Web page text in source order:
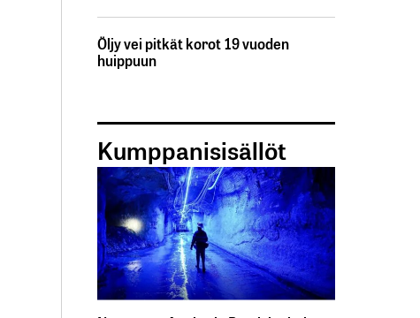
Öljy vei pitkät korot 19 vuoden
huippuun
Kumppanisisällöt